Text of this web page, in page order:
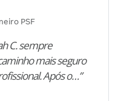
PSF
C. sempre
mais seguro
Após o…”